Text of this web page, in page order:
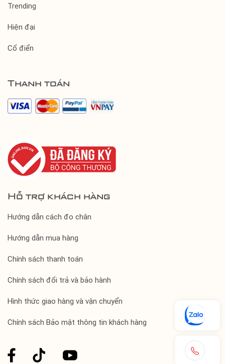
Trending
Hiện đại
Cổ điển
Thanh toán
Hỗ trợ khách hàng
Hướng dẫn cách đo chân
Hướng dẫn mua hàng
Chính sách thanh toán
Chính sách đổi trả và bảo hành
Hình thức giao hàng và vận chuyển
Chính sách Bảo mật thông tin khách hàng